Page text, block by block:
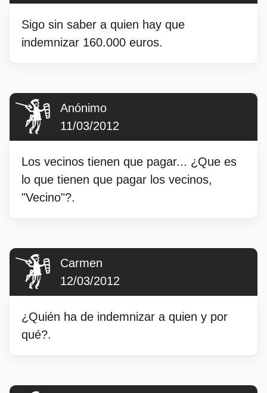
Sigo sin saber a quien hay que
indemnizar 160.000 euros.
Anónimo
11/03/2012
Los vecinos tienen que pagar... ¿Que es
lo que tienen que pagar los vecinos,
"Vecino"?.
Carmen
12/03/2012
¿Quién ha de indemnizar a quien y por
qué?.